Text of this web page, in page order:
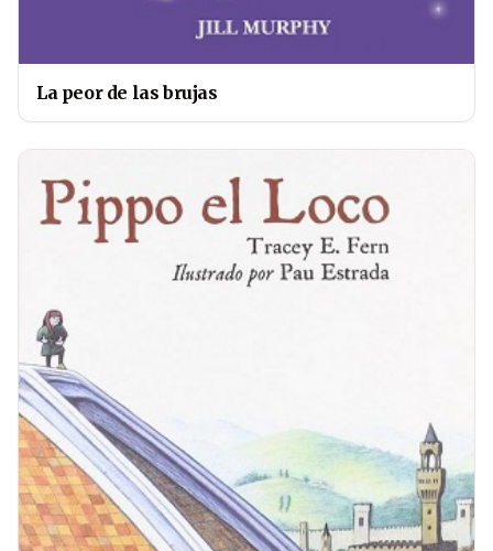
La peor de las brujas